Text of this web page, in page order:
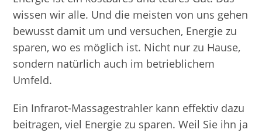
wissen wir alle. Und die meisten von uns gehen
bewusst damit um und versuchen, Energie zu
sparen, wo es möglich ist. Nicht nur zu Hause,
sondern natürlich auch im betrieblichem
Umfeld.
Ein Infrarot-Massagestrahler kann effektiv dazu
beitragen, viel Energie zu sparen. Weil Sie ihn ja